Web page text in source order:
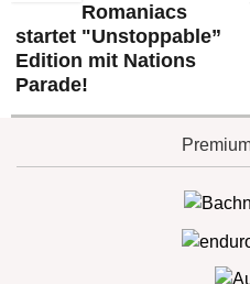
Romaniacs
startet "Unstoppable”
Edition mit Nations
Parade!